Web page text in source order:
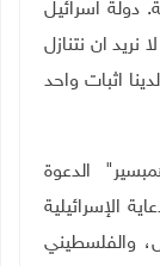
دولة اسرائيل
نريد ان نتنازل
اثبات واحد
الدعوة
الإسرائيلية
والفلسطيني